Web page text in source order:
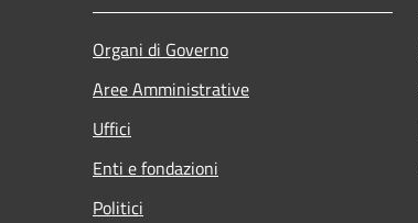
Organi di Governo
Aree Amministrative
Uffici
Enti e fondazioni
Politici